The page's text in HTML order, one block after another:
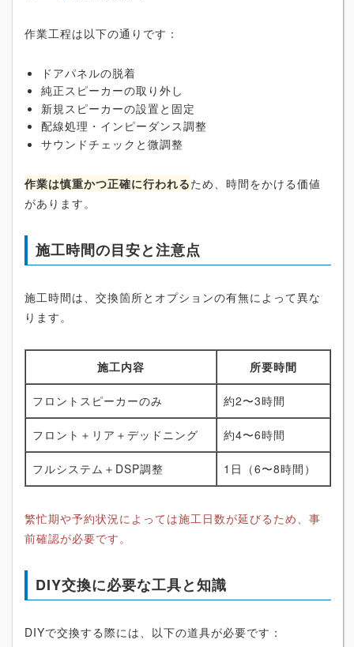
作業工程は以下の通りです：
ドアパネルの脱着
純正スピーカーの取り外し
新規スピーカーの設置と固定
配線処理・インピーダンス調整
サウンドチェックと微調整
作業は慎重かつ正確に行われるため、時間をかける価値
があります。
施工時間の目安と注意点
施工時間は、交換箇所とオプションの有無によって異な
ります。
施工内容 所要時間
フロントスピーカーのみ 約2〜3時間
フロント＋リア＋デッドニング 約4〜6時間
フルシステム＋DSP調整 1日（6〜8時間）
繁忙期や予約状況によっては施工日数が延びるため、事
前確認が必要です。
DIY交換に必要な工具と知識
DIYで交換する際には、以下の道具が必要です：